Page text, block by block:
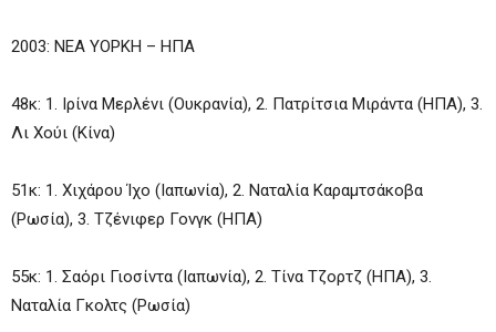
2003: ΝΕΑ ΥΟΡΚΗ – ΗΠΑ
48κ: 1. Ιρίνα Μερλένι (Ουκρανία), 2. Πατρίτσια Μιράντα (ΗΠΑ), 3.
Λι Χούι (Κίνα)
51κ: 1. Χιχάρου Ίχο (Ιαπωνία), 2. Ναταλία Καραμτσάκοβα
(Ρωσία), 3. Τζένιφερ Γονγκ (ΗΠΑ)
55κ: 1. Σαόρι Γιοσίντα (Ιαπωνία), 2. Τίνα Τζορτζ (ΗΠΑ), 3.
Ναταλία Γκολτς (Ρωσία)